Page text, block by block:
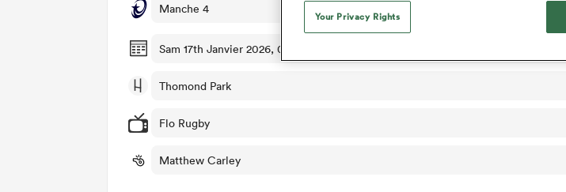
Manche 4
Sam 17th Janvier 2026, 09:30am PST
Thomond Park
Flo Rugby
Matthew Carley
Your Privacy Rights